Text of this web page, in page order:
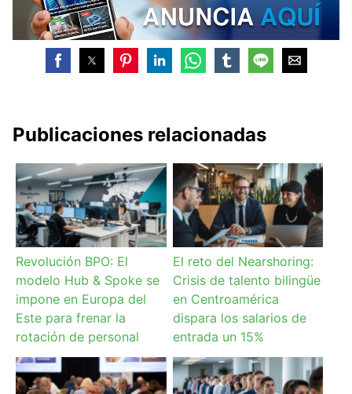
Publicaciones relacionadas
Revolución BPO: El
modelo Hub & Spoke se
impone en Europa del
Este para frenar la
rotación de personal
El reto del Nearshoring:
Crisis de talento bilingüe
en Centroamérica
dispara los salarios de
entrada un 15%